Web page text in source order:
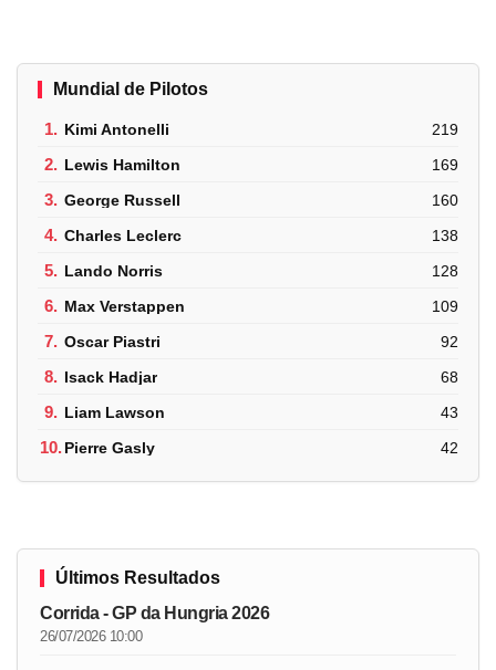
Mundial de Pilotos
1. Kimi Antonelli 219
2. Lewis Hamilton 169
3. George Russell 160
4. Charles Leclerc 138
5. Lando Norris 128
6. Max Verstappen 109
7. Oscar Piastri 92
8. Isack Hadjar 68
9. Liam Lawson 43
10.Pierre Gasly 42
Últimos Resultados
Corrida - GP da Hungria 2026
26/07/2026 10:00